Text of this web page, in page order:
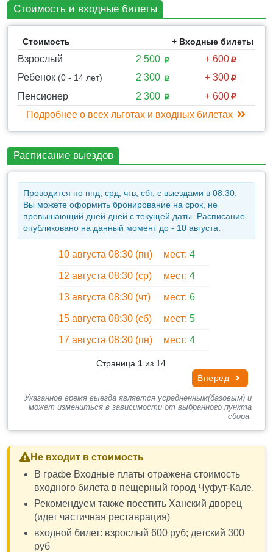
ТАЙМИНГ И МАРШРУТ :
возвращения ориентировочно в 17.30-18.00 ч)
1. Обзор достопримечательностей по пути
следования в Бахчисарай, экскурсионный рассказ -
1 час 20 минут
2. Общее время на подъем, спуск и пребывание на
экскурсии в пещерном городе Чуфут-Кале и
минут
3. Обед в кафе с восточной кухней - 1 час 30 минут
4. Посещение Ханского дворца ( ограниченное
количество экспонатов в связи с реставрацией) - 40
минут
5. Посещение лавандового поля (только во время
6. Возвращение группы - на площадь Нахимова - 1
час 00 минут, до отеля туристы добираются
Стоимость и входные билеты
Стоимость + Входные билеты
Взрослый 2 500
+ 600
Ребенок (0 - 14 лет) 2 300
+ 300
Пенсионер
2 300
+ 600
Подробнее о всех льготах и входных билетах
Расписание выездов
Проводится по пнд, срд, чтв, сбт, с выездами в 08:30.
Вы можете оформить бронирование на срок, не
превышающий дней дней с текущей даты. Расписание
опубликовано на данный момент до - 10 августа.
10 августа 08:30 (пн) мест: 4
12 августа 08:30 (ср) мест: 4
13 августа 08:30 (чт) мест: 6
15 августа 08:30 (сб) мест: 5
17 августа 08:30 (пн) мест: 4
Страница 1 из 14
Вперед
Указанное время выезда является усредненным(базовым) и
может измениться в зависимости от выбранного пункта
сбора.
Не входит в стоимость
В графе Входные платы отражена стоимость
входного билета в пещерный город Чуфут-Кале.
Рекомендуем также посетить Ханский дворец
(идет частичная реставрация)
входной билет: взрослый 600 руб; детский 300
руб